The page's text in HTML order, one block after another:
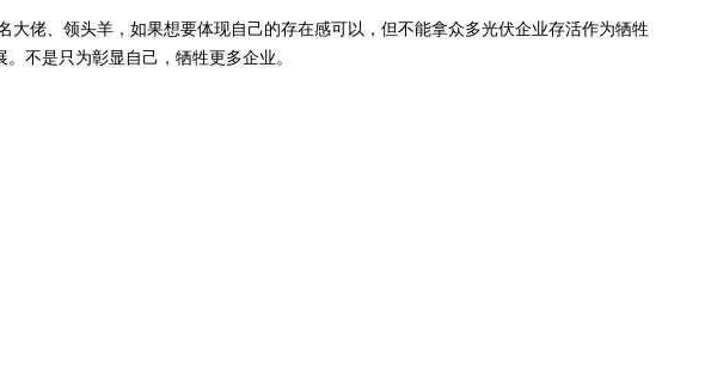
大佬、领头羊，如果想要体现自己的存在感可以，但不能拿众多光伏企业存活作为牺牲
不是只为彰显自己，牺牲更多企业。